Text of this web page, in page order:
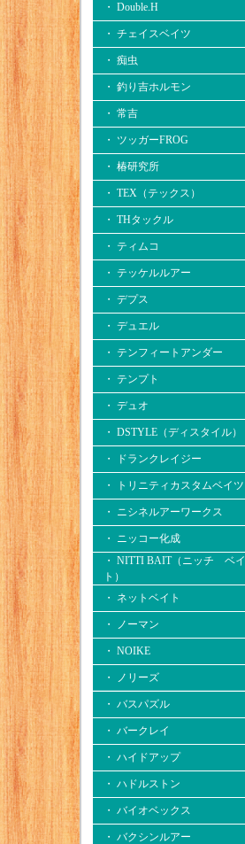
・ Double.H
・ チェイスベイツ
・ 痴虫
・ 釣り吉ホルモン
・ 常吉
・ ツッガーFROG
・ 椿研究所
・ TEX（テックス）
・ THタックル
・ ティムコ
・ テッケルルアー
・ デプス
・ デュエル
・ テンフィートアンダー
・ テンプト
・ デュオ
・ DSTYLE（ディスタイル）
・ ドランクレイジー
・ トリニティカスタムベイツ
・ ニシネルアーワークス
・ ニッコー化成
・ NITTI BAIT（ニッチ ベイ
ト）
・ ネットベイト
・ ノーマン
・ NOIKE
・ ノリーズ
・ バスパズル
・ バークレイ
・ ハイドアップ
・ ハドルストン
・ バイオベックス
・ バクシンルアー